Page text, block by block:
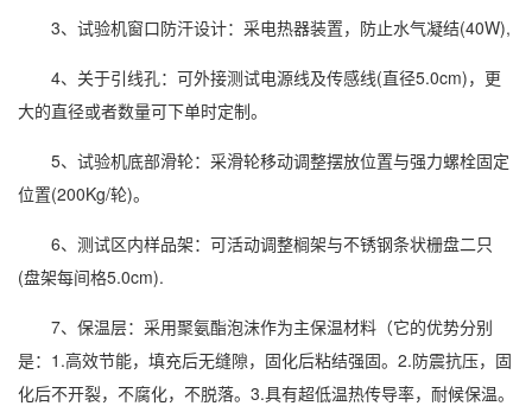
3、试验机窗口防汗设计：采电热器装置，防止水气凝结(40W),
4、关于引线孔：可外接测试电源线及传感线(直径5.0cm)，更
大的直径或者数量可下单时定制。
5、试验机底部滑轮：采滑轮移动调整摆放位置与强力螺栓固定
位置(200Kg/轮)。
6、测试区内样品架：可活动调整榈架与不锈钢条状栅盘二只
(盘架每间格5.0cm).
7、保温层：采用聚氨酯泡沫作为主保温材料（它的优势分别
是：1.高效节能，填充后无缝隙，固化后粘结强固。2.防震抗压，固
化后不开裂，不腐化，不脱落。3.具有超低温热传导率，耐候保温。